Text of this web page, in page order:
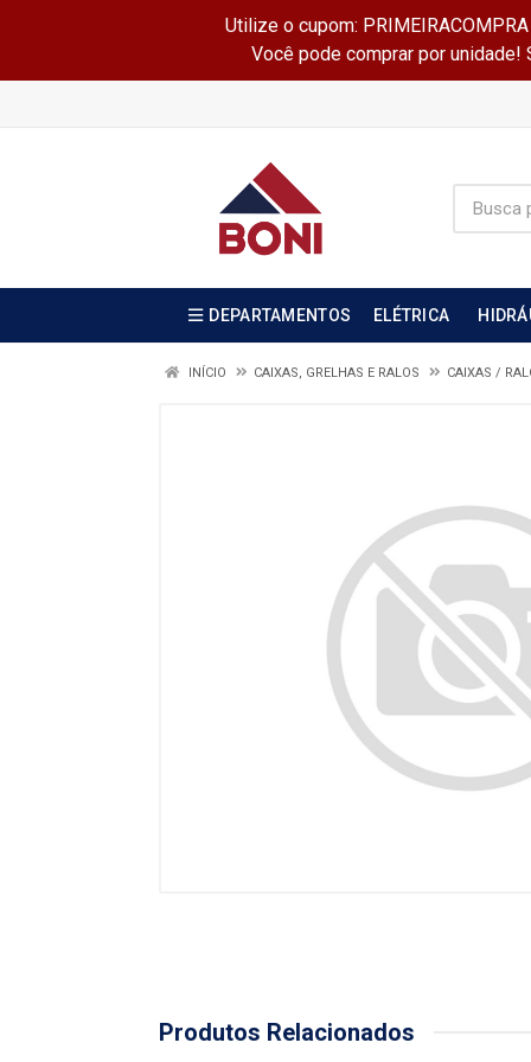
Utilize o cupom:
Você pode comprar por unidade!
DEPARTAMENTOS ELÉTRICA
INÍCIO CAIXAS, GRELHAS E RALOS CAIXAS /
Produtos Relacionados